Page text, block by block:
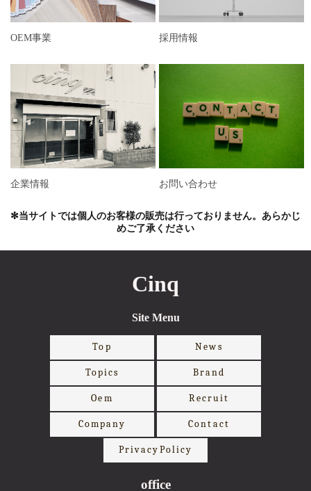
OEM事業 採用情報
企業情報 お問い合わせ
✻当サイトでは個人のお客様の販売は行っておりません。あらかじ
めご了承ください
Cinq
Site Menu
Top News
Topics Brand
Oem Recruit
Company Contact
PrivacyPolicy
office